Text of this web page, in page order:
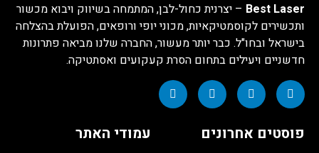
Best Laser – יצרנית כחול-לבן, המתמחה בשיווק ויבוא מכשור
ותכשירים לקוסמטיקאיות, מכוני יופי ורופאים, הפועלת בהצלחה
בישראל ובחו"ל. כבר יותר מעשור, החברה שלנו מביאה פתרונות
חדשניים ויעילים בתחום הסרת קעקועים ואסתטיקה.
פוסטים אחרונים עמודי האתר